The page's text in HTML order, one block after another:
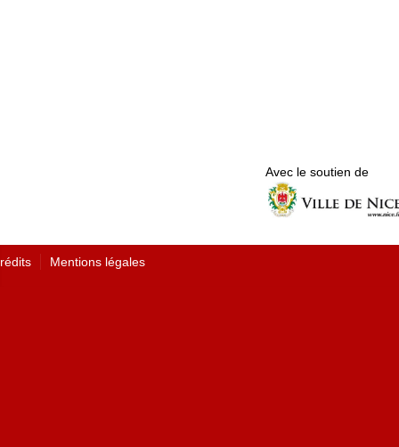
Avec le soutien de
Mentions légales